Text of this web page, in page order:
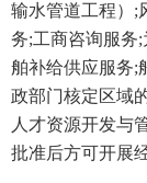
输水管道工程）;
务;工商咨询服务
舶补给供应服务;
政部门核定区域
人才资源开发与
批准后方可开展